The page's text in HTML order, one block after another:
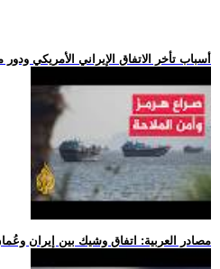
.. أسباب تأخر الاتفاق الإيراني الأمريكي
.. مصادر العربية: اتفاق وشيك بين إيران وعُمان